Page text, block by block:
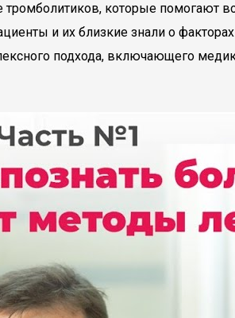
которые помогают
и их близкие знали о факторах
подхода, включающего